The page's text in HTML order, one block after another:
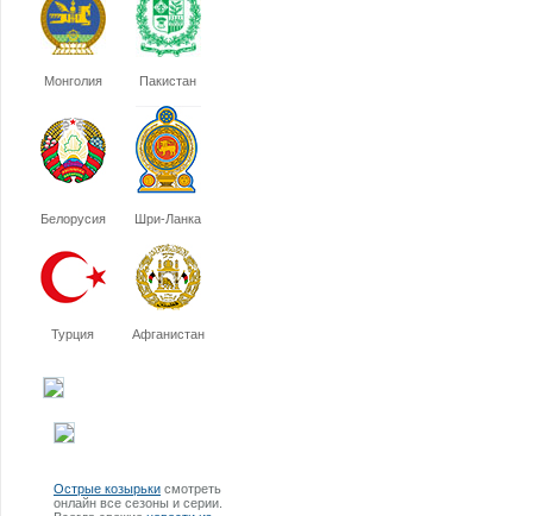
Монголия Пакистан
Белорусия Шри-Ланка
Турция Афганистан
Острые козырьки смотреть
онлайн все сезоны и серии.